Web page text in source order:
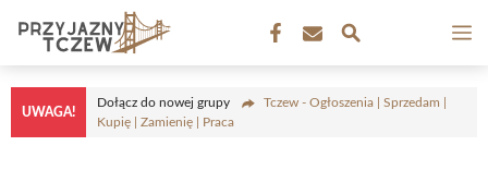
treści
UWAGA!
Dołącz do nowej grupy
Tczew - Ogłoszenia | Sprzedam |
Kupię | Zamienię | Praca